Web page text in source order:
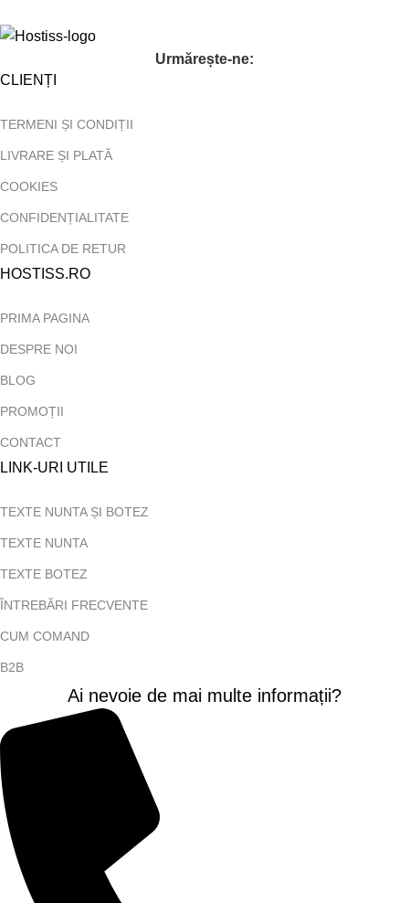
Urmărește-ne:
CLIENȚI
TERMENI ȘI CONDIȚII
LIVRARE ȘI PLATĂ
COOKIES
CONFIDENȚIALITATE
POLITICA DE RETUR
HOSTISS.RO
PRIMA PAGINA
DESPRE NOI
BLOG
PROMOȚII
CONTACT
LINK-URI UTILE
TEXTE NUNTA ȘI BOTEZ
TEXTE NUNTA
TEXTE BOTEZ
ÎNTREBĂRI FRECVENTE
CUM COMAND
B2B
Ai nevoie de mai multe informații?